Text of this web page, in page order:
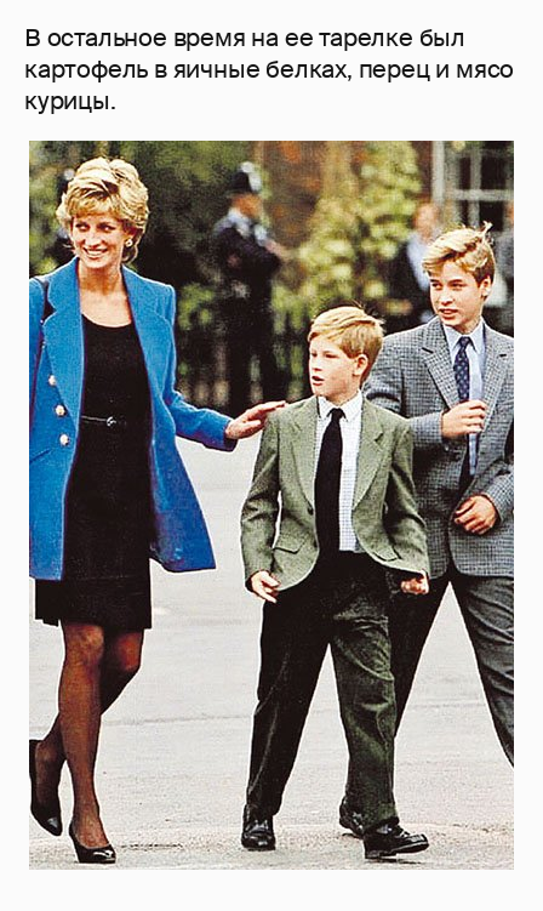
В остальное время на ее тарелке был
картофель в яичные белках, перец и мясо
курицы.